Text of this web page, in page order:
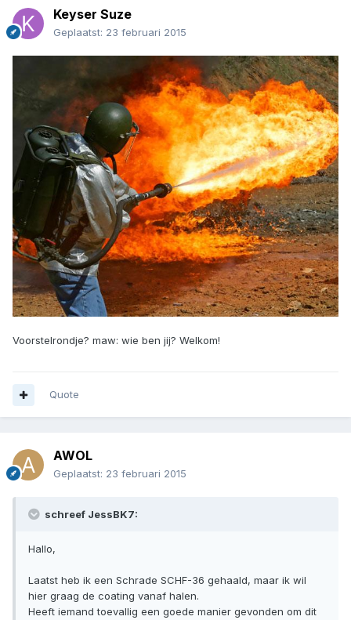
Keyser Suze
Geplaatst: 23 februari 2015
Voorstelrondje? maw: wie ben jij? Welkom!
Quote
AWOL
Geplaatst: 23 februari 2015
schreef JessBK7:
Hallo,
Laatst heb ik een Schrade SCHF-36 gehaald, maar ik wil
hier graag de coating vanaf halen.
Heeft iemand toevallig een goede manier gevonden om dit